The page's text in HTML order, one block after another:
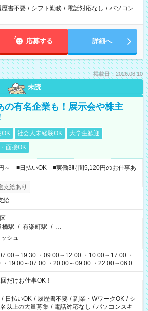
歴書不要 / シフト勤務 / 電話対応なし / パソコン
応募する 詳細へ
掲載日：2026.08.10
未読
の有名企業も！展示会や株主
OK 社会人未経験OK
大学生歓迎
面接OK
～ ■日払いOK ■実働3時間5,120円のお仕事あ
支給あり
給
橋駅 / 有楽町駅 / …
シュ
～19:30 ・09:00～12:00 ・10:00～17:00 ・
・19:00～07:00 ・20:00～09:00 ・22:00～06:00
フトはだけお仕事OK！
/ 日払いOK / 履歴書不要 / 副業・WワークOK / シ
以上の大量募集 / 電話対応なし / パソコンスキ